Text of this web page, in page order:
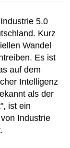
5.0
Kurz
Wandel
Es ist
auf dem
Intelligenz
als der
ist ein
Industrie